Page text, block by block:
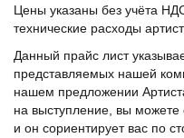
Цены указаны без учёта
технические расходы
Данный прайс лист
представляемых нашей
нашем предложении
на выступление, вы можете
и он сориентирует вас по